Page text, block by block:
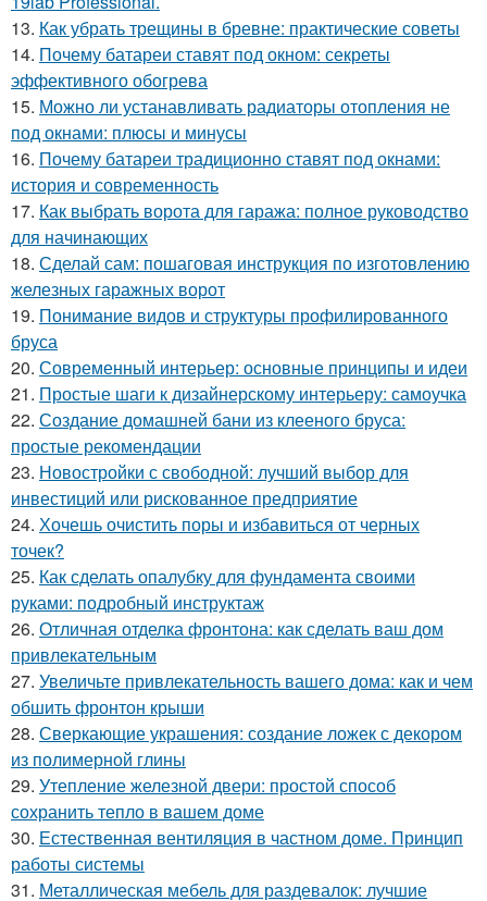
13. Как убрать трещины в бревне: практические советы
14. Почему батареи ставят под окном: секреты
эффективного обогрева
15. Можно ли устанавливать радиаторы отопления не
под окнами: плюсы и минусы
16. Почему батареи традиционно ставят под окнами:
история и современность
17. Как выбрать ворота для гаража: полное руководство
для начинающих
18. Сделай сам: пошаговая инструкция по изготовлению
железных гаражных ворот
19. Понимание видов и структуры профилированного
бруса
20. Современный интерьер: основные принципы и идеи
21. Простые шаги к дизайнерскому интерьеру: самоучка
22. Создание домашней бани из клееного бруса:
простые рекомендации
23. Новостройки с свободной: лучший выбор для
инвестиций или рискованное предприятие
24. Хочешь очистить поры и избавиться от черных
точек?
25. Как сделать опалубку для фундамента своими
руками: подробный инструктаж
26. Отличная отделка фронтона: как сделать ваш дом
привлекательным
27. Увеличьте привлекательность вашего дома: как и чем
обшить фронтон крыши
28. Сверкающие украшения: создание ложек с декором
из полимерной глины
29. Утепление железной двери: простой способ
сохранить тепло в вашем доме
30. Естественная вентиляция в частном доме. Принцип
работы системы
31. Металлическая мебель для раздевалок: лучшие